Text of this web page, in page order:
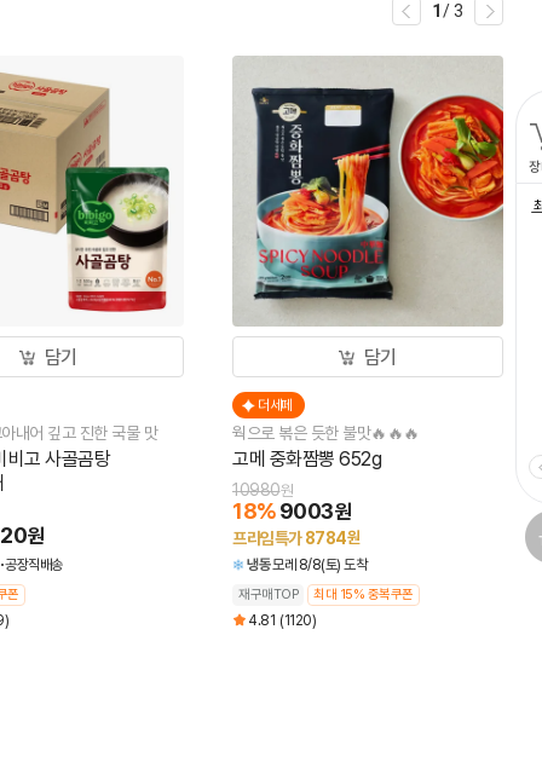
담기
내어 깊고 진한 국물 맛
고 사골곰탕
원
공장직배송
폰
담기
더세페
웍으로 볶은 듯한 불맛🔥🔥🔥
고메 중화짬뽕 652g
18%9003원
10980원
프라임특가 8784원
냉동모레 8/8(토) 도착
재구매TOP 최대 15% 중복쿠폰
4.81 (1120)
맛
상온
1 / 3